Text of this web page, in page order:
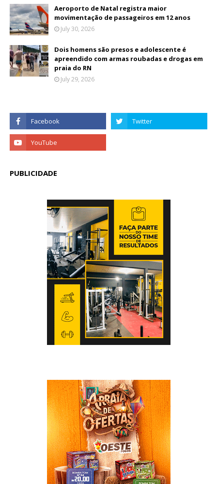
Aeroporto de Natal registra maior
movimentação de passageiros em 12 anos
July 30, 2026
Dois homens são presos e adolescente é
apreendido com armas roubadas e drogas em
praia do RN
July 29, 2026
PUBLICIDADE